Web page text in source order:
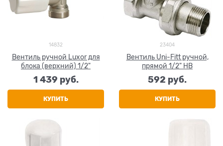
14832
Вентиль ручной Luxor для
блока (верхний) 1/2"
1 439 руб.
КУПИТЬ
23404
Вентиль Uni-Fitt ручной,
прямой 1/2" НВ
592 руб.
КУПИТЬ